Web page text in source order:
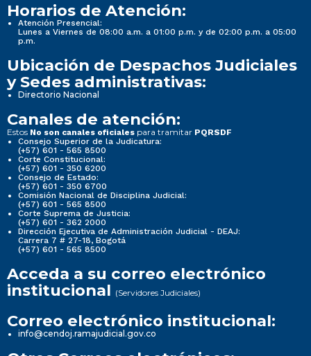
Horarios de Atención:
Atención Presencial:
Lunes a Viernes de 08:00 a.m. a 01:00 p.m. y de 02:00 p.m. a 05:00
p.m.
Ubicación de Despachos Judiciales
y Sedes administrativas:
Directorio Nacional
Canales de atención:
Estos No son canales oficiales para tramitar PQRSDF
Consejo Superior de la Judicatura:
(+57) 601 - 565 8500
Corte Constitucional:
(+57) 601 - 350 6200
Consejo de Estado:
(+57) 601 - 350 6700
Comisión Nacional de Disciplina Judicial:
(+57) 601 - 565 8500
Corte Suprema de Justicia:
(+57) 601 - 362 2000
Dirección Ejecutiva de Administración Judicial - DEAJ:
Carrera 7 # 27-18, Bogotá
(+57) 601 - 565 8500
Acceda a su correo electrónico
institucional (Servidores Judiciales)
Correo electrónico institucional:
info@cendoj.ramajudicial.gov.co